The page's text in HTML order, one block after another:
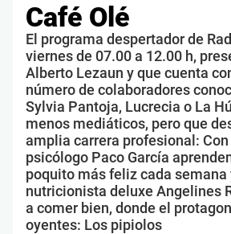
Café Olé
El programa despertador de
viernes de 07.00 a 12.00 h,
Alberto Lezaun y que cuenta
número de colaboradores
Sylvia Pantoja, Lucrecia o La
menos mediáticos, pero que
amplia carrera profesional:
psicólogo Paco García
poquito más feliz cada semana
nutricionista deluxe Angelines
a comer bien, donde el
oyentes: Los pipiolos